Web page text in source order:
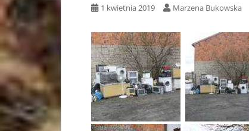
1 kwietnia 2019 Marzena Bukowska